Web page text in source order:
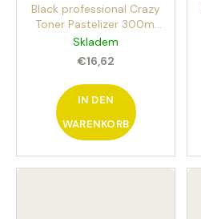
Black professional Crazy
Toner Pastelizer 300ml
Pastelizer für Haare ohne
Ammoniak
Skladem
€16,62
IN DEN
WARENKORB